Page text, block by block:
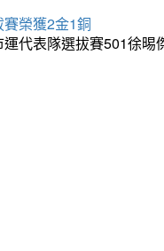
榮獲2金1銅
代表隊選拔賽501徐